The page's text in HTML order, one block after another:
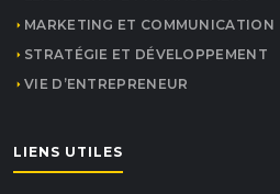
MARKETING ET COMMUNICATION
STRATÉGIE ET DÉVELOPPEMENT
VIE D’ENTREPRENEUR
LIENS UTILES